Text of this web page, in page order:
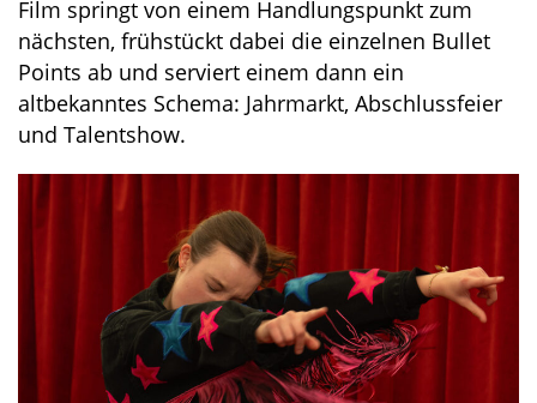
Film springt von einem Handlungspunkt zum
nächsten, frühstückt dabei die einzelnen Bullet
Points ab und serviert einem dann ein
altbekanntes Schema: Jahrmarkt, Abschlussfeier
und Talentshow.